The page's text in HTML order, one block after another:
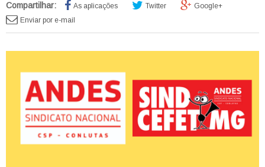
Compartilhar: As aplicações Twitter
Google+
Enviar por e-mail